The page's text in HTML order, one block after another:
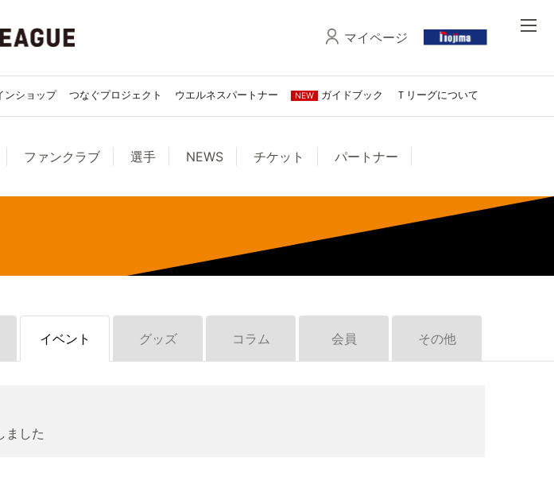
マイページ
ンショップ つなぐプロジェクト ウエルネスパートナー NEW ガイドブック Ｔリーグについて
ファンクラブ 選手 NEWS チケット パートナー
イベント グッズ コラム 会員 その他
ました